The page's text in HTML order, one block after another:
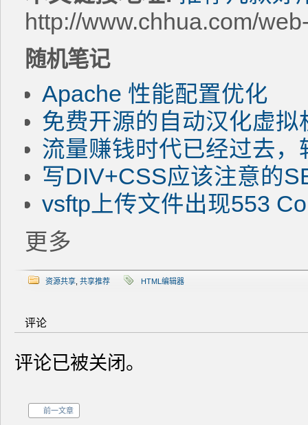
http://www.chhua.com/
随机笔记
Apache 性能配置优化
免费开源的自动汉化虚
流量赚钱时代已经过去
写DIV+CSS应该注意的
vsftp上传文件出现553
更多
资源共享 共享推荐 HTML编辑器
评论
评论已被关闭。
前一文章